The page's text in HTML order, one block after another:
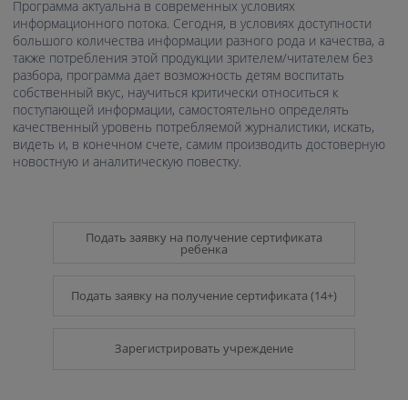
Программа актуальна в современных условиях
информационного потока. Сегодня, в условиях доступности
большого количества информации разного рода и качества, а
также потребления этой продукции зрителем/читателем без
разбора, программа дает возможность детям воспитать
собственный вкус, научиться критически относиться к
поступающей информации, самостоятельно определять
качественный уровень потребляемой журналистики, искать,
видеть и, в конечном счете, самим производить достоверную
новостную и аналитическую повестку.
Подать заявку на получение сертификата
ребенка
Подать заявку на получение сертификата (14+)
Зарегистрировать учреждение